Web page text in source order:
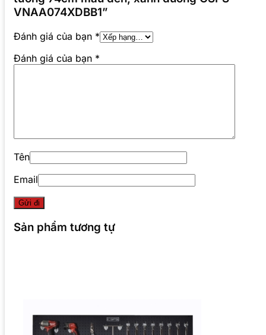
VNAA074XDBB1”
Đánh giá của bạn *
Đánh giá của bạn *
Tên
Email
Sản phẩm tương tự